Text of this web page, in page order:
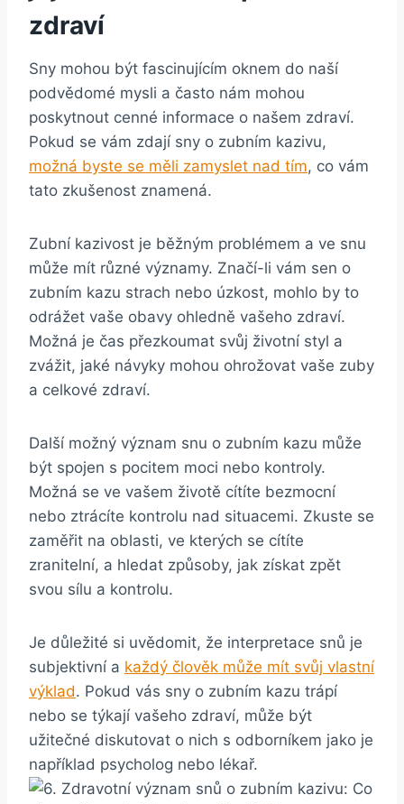
zdraví
Sny mohou být fascinujícím ⁢oknem do‌ naší
podvědomé⁣ mysli⁢ a často nám⁢ mohou
poskytnout ⁣cenné​ informace ‌o našem zdraví.
Pokud se vám zdají sny o zubním kazivu,
možná ⁢byste ⁣se měli zamyslet nad tím, co vám
tato ⁢zkušenost znamená. ⁤
Zubní kazivost​ je běžným problémem a⁢ ve snu⁢
může mít různé významy.⁢ Značí-li vám sen o
zubním ⁢kazu ⁣strach nebo úzkost, mohlo⁣ by to
odrážet vaše obavy ohledně vašeho zdraví.‍
Možná ⁤je čas ⁢přezkoumat svůj životní styl a
zvážit, jaké návyky ⁤mohou ohrožovat vaše zuby
a celkové zdraví.
Další možný význam⁤ snu o⁢ zubním kazu ⁢může
být​ spojen s pocitem moci⁢ nebo kontroly.
Možná se‌ ve ⁢vašem ‌životě⁣ cítíte bezmocní
nebo ztrácíte kontrolu nad situacemi. Zkuste‍ se
zaměřit na​ oblasti, ve kterých se cítíte
‍zranitelní, a hledat způsoby, jak získat ‌zpět‍
svou sílu a kontrolu. ‍
Je důležité si uvědomit, že interpretace snů je
subjektivní​ a každý člověk ‌může mít‌ svůj vlastní
výklad. Pokud vás sny o zubním ‌kazu trápí
nebo⁢ se týkají vašeho zdraví, může ⁤být
užitečné diskutovat o nich s odborníkem⁢ jako je
‍například psycholog nebo⁤ lékař.